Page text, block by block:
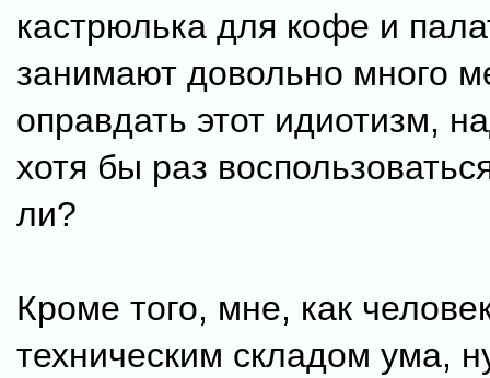
кастрюлька для кофе и
занимают довольно много
оправдать этот идиотизм,
хотя бы раз
ли?
Кроме того, мне, как
техническим складом ума,